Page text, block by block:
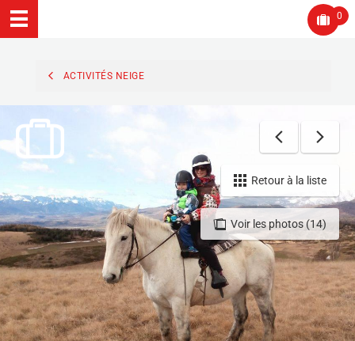
0
ACTIVITÉS NEIGE
Voir les photos (14)
Retour à la liste